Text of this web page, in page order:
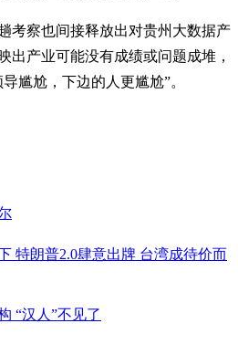
考察也间接释放出对贵州大数据产
出产业可能没有成绩或问题成堆，
尴尬，下边的人更尴尬”。
特朗普2.0肆意出牌 台湾成待价而
“汉人”不见了